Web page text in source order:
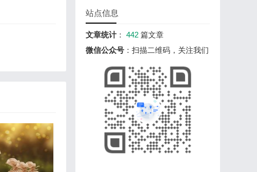
站点信息
文章统计： 442 篇文章
微信公众号 ：扫描二维码，关注我们